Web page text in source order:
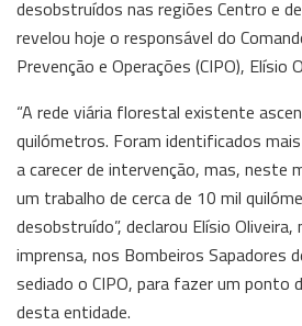
desobstruídos nas regiões Centro e
revelou hoje o responsável do
Prevenção e Operações (CIPO), Elísio
“A rede viária florestal existente
quilómetros. Foram identificados
a carecer de intervenção, mas, neste
um trabalho de cerca de 10 mil
desobstruído”, declarou Elísio
imprensa, nos Bombeiros Sapadores
sediado o CIPO, para fazer um ponto
desta entidade.